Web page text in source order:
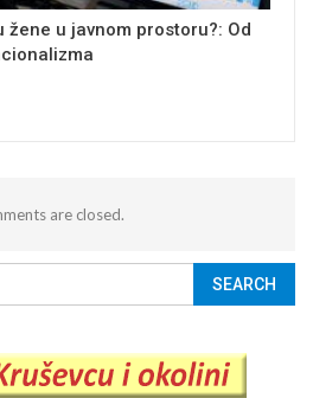
žene u javnom prostoru?: Od
are closed.